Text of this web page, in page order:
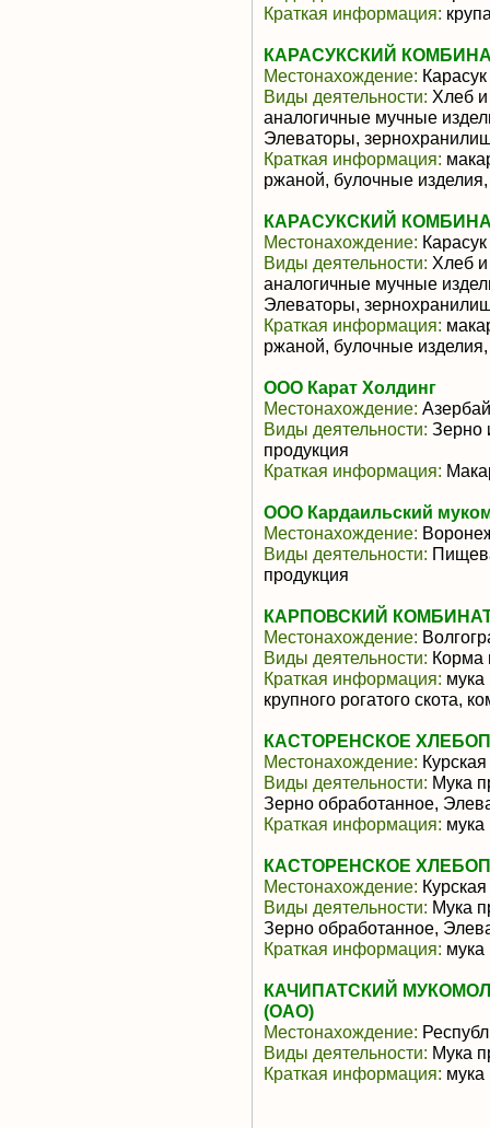
Краткая информация:
КАРАСУКСКИЙ
Местонахождение: Карасук
Виды деятельности: Хлеб
аналогичные мучные
Элеваторы,
Краткая информация:
ржаной, булочные
КАРАСУКСКИЙ
Местонахождение: Карасук
Виды деятельности: Хлеб
аналогичные мучные
Элеваторы,
Краткая информация:
ржаной, булочные
ООО Карат Холдинг
Местонахождение:
Виды деятельности: Зерно
продукция
Краткая информация:
ООО Кардаильский
Местонахождение:
Виды деятельности:
продукция
КАРПОВСКИЙ
Местонахождение:
Виды деятельности: Корма
Краткая информация:
крупного рогатого скота,
КАСТОРЕНСКОЕ
Местонахождение:
Виды деятельности: Мука
Зерно обработанное,
Краткая информация:
КАСТОРЕНСКОЕ
Местонахождение:
Виды деятельности: Мука
Зерно обработанное,
Краткая информация:
КАЧИПАТСКИЙ
(ОАО)
Местонахождение:
Виды деятельности: Мука
Краткая информация: